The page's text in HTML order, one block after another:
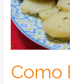
Como